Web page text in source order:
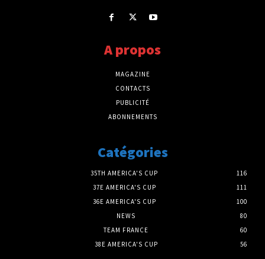
A propos
MAGAZINE
CONTACTS
PUBLICITÉ
ABONNEMENTS
Catégories
35TH AMERICA'S CUP
116
37E AMERICA'S CUP
111
36E AMERICA'S CUP
100
NEWS
80
TEAM FRANCE
60
38E AMERICA'S CUP
56